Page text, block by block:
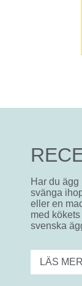
Har du ägg
svänga
eller en
med
svenska
LÄS